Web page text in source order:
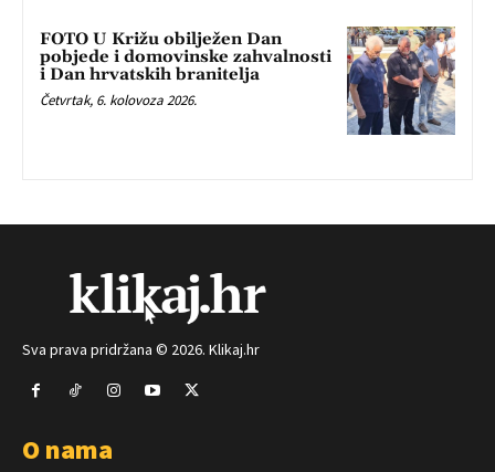
FOTO U Križu obilježen Dan
pobjede i domovinske zahvalnosti
i Dan hrvatskih branitelja
Četvrtak, 6. kolovoza 2026.
Sva prava pridržana © 2026. Klikaj.hr
O nama